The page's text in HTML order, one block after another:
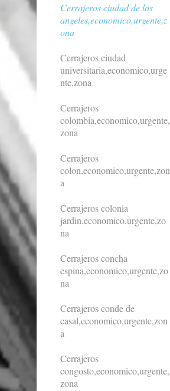
Cerrajeros ciudad de los
angeles,economico,urgente,z
ona
Cerrajeros ciudad
universitaria,economico,urge
nte,zona
Cerrajeros
colombia,economico,urgente,
zona
Cerrajeros
colon,economico,urgente,zon
a
Cerrajeros colonia
jardin,economico,urgente,zo
na
Cerrajeros concha
espina,economico,urgente,zo
na
Cerrajeros conde de
casal,economico,urgente,zon
a
Cerrajeros
congosto,economico,urgente,
zona